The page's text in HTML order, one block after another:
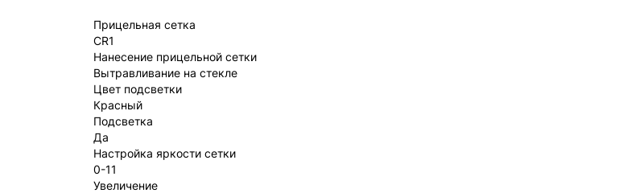
Прицельная сетка
CR1
Нанесение прицельной сетки
Вытравливание на стекле
Цвет подсветки
Красный
Подсветка
Да
Настройка яркости сетки
0-11
Увеличение